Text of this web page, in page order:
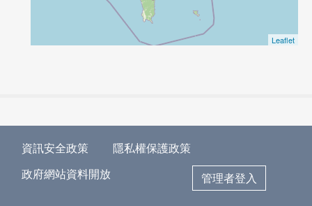
Leaflet
資訊安全政策
隱私權保護政策
政府網站資料開放
管理者登入